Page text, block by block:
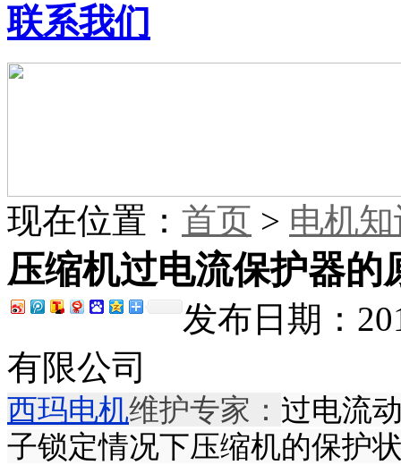
联系我们
现在位置： 首页 > 电机
压缩机过电流保护器的
发布日期：
有限公司
西玛电机维护专家： 过电流
子锁定情况下压缩机的保护